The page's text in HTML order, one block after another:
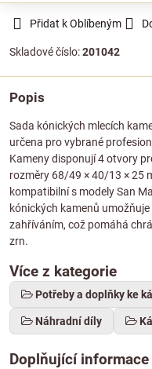
Přidat k Oblíbeným
Skladové číslo:201042
Popis
Sada kónických mlecích
určena pro vybrané
Kameny disponují 4 otvory
rozměry 68/49 × 40/13 × 25
kompatibilní s modely San
kónických kamenů
zahříváním, což pomáhá
zrn.
Více z kategorie
Potřeby a doplňky ke
Náhradní díly
Doplňující informace